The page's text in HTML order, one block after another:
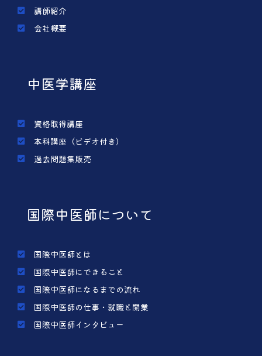
講師紹介
会社概要
中医学講座
資格取得講座
本科講座（ビデオ付き）
過去問題集販売
国際中医師について
国際中医師とは
国際中医師にできること
国際中医師になるまでの流れ
国際中医師の仕事・就職と開業
国際中医師インタビュー